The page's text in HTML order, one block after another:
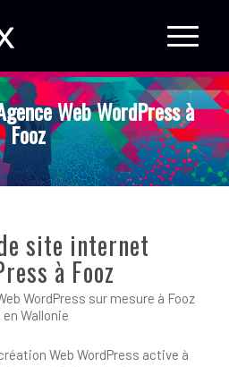
Web WordPress à
Fooz
site internet
à Fooz
WordPress sur mesure à Fooz
en Wallonie
Web WordPress active à